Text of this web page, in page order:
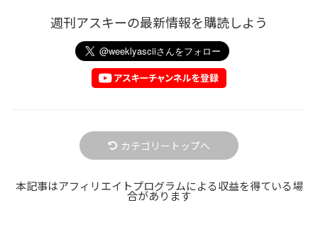
週刊アスキーの最新情報を購読しよう
カテゴリートップへ
本記事はアフィリエイトプログラムによる収益を得ている場
合があります